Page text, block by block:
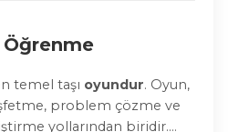
temel taşı oyundur. Oyun,
problem çözme ve
yollarından biridir.